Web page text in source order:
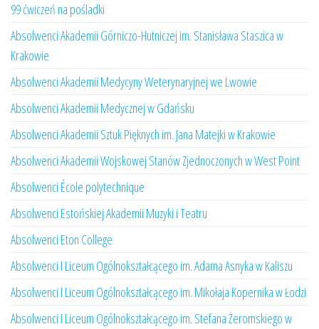
99 ćwiczeń na pośladki
Absolwenci Akademii Górniczo-Hutniczej im. Stanisława Staszica w
Krakowie
Absolwenci Akademii Medycyny Weterynaryjnej we Lwowie
Absolwenci Akademii Medycznej w Gdańsku
Absolwenci Akademii Sztuk Pięknych im. Jana Matejki w Krakowie
Absolwenci Akademii Wojskowej Stanów Zjednoczonych w West Point
Absolwenci École polytechnique
Absolwenci Estońskiej Akademii Muzyki i Teatru
Absolwenci Eton College
Absolwenci I Liceum Ogólnokształcącego im. Adama Asnyka w Kaliszu
Absolwenci I Liceum Ogólnokształcącego im. Mikołaja Kopernika w Łodzi
Absolwenci I Liceum Ogólnokształcącego im. Stefana Żeromskiego w